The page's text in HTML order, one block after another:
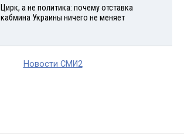
Цирк, а не политика: почему отставка
кабмина Украины ничего не меняет
Новости СМИ2